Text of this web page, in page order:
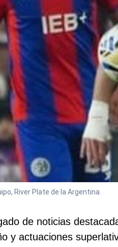
River Plate de la Argentina.
de noticias
y actuaciones